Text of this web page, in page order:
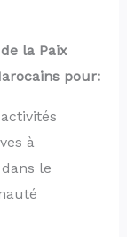
la Paix
pour:
à
le